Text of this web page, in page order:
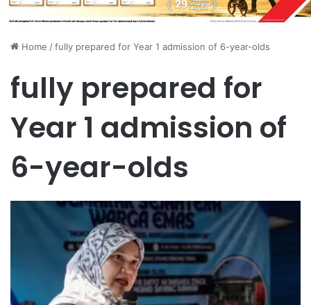
Home /fully prepared for Year 1 admission of 6-year-olds
fully prepared for
Year 1 admission of
6-year-olds